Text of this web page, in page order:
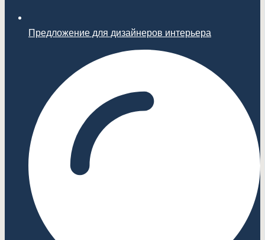
Предложение для дизайнеров интерьера